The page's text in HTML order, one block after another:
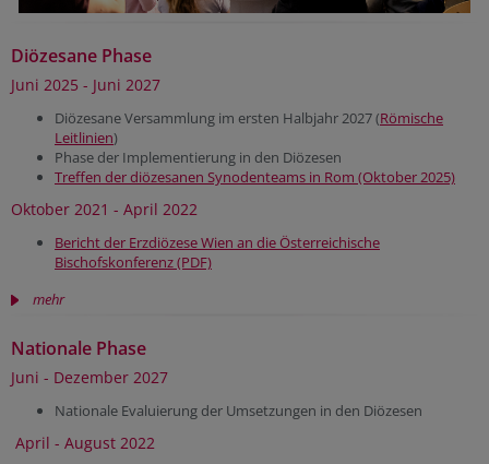
Diözesane Phase
Juni 2025 - Juni 2027
Diözesane Versammlung im ersten Halbjahr 2027 (Römische
Leitlinien)
Phase der Implementierung in den Diözesen
Treffen der diözesanen Synodenteams in Rom (Oktober 2025)
Oktober 2021 - April 2022
Bericht der Erzdiözese Wien an die Österreichische
Bischofskonferenz (PDF)
mehr
Nationale Phase
Juni - Dezember 2027
Nationale Evaluierung der Umsetzungen in den Diözesen
April - August 2022